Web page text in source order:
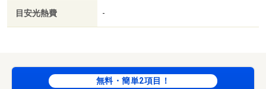
洗面所独立／洗面化粧台／２口コンロ／駐輪場／宅配ボッ
クス／光ファイバー／外壁タイル張り／即入居可／２面採
南角住戸／バイク置場／カードキー／全居室フローリング
／ガスレンジ付／２沿線利用可／ネット専用回線／駅まで
目安光熱費 -
無料・簡単2項目！